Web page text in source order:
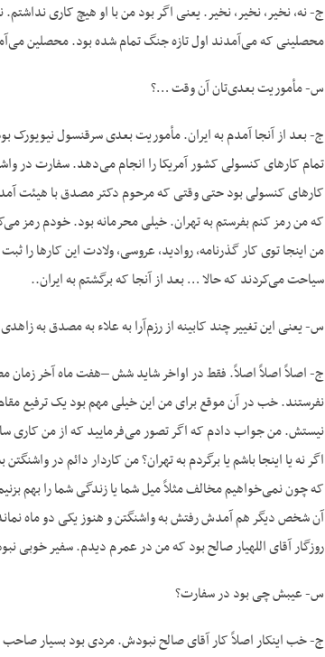
ج- نه، نخیر، نخیر، نخیر. یعنی اگر بود من با او هیچ کاری
محصلینی که می‌آمدند اول تازه جنگ تمام شده بود. محصلین
س- مأموریت بعدی‌تان آن وقت …؟
ج- بعد از آنجا آمدم به ایران. مأموریت بعدی سرقنسول نیویورک
تمام کارهای کنسولی کشور آمریکا را انجام می‌دهد. سفارت در
کارهای کنسولی بود حتی وقتی که مرحوم دکتر مصدق با هیئت
که من رمز کنم بفرستم به تهران. خیلی محرمانه بود. خودم رمز
من اینجا توی کار گذرنامه، روادید، عروسی، ولادت این کارها را
سیاحت می‌کردند که حالا … بعد از آنجا که برگشتم به ایران..
س- یعنی این تغییر چند کابینه از رزم‌آرا به علاء به مصدق به
ج- اصلاً اصلاً اصلاً. فقط در اواخر شاید شش –هفت ماه آخر زمان
نفرستند. خب در آن موقع برای من این خیلی مهم بود یک ترفیع
نیستش. من جواب دادم که اگر تصور می‌فرمایید که از من کاری
اگر نه یا اینجا باشم یا برگردم به تهران؟ من کاردار دائم در
که چون نمی‌خواهیم مخالف مثلاً میل شما یا زندگی شما را بهم
آن شخص دیگر هم آمدش رفتش به واشنگتن و هنوز یکی دو ماه
روزگار آقای اللهیار صالح بود که من در عمرم دیدم. سفیر خوبی
س- عیبش چی بود در سفارت؟
ج- خب اینکار اصلاً کار آقای صالح نبودش. مردی بود بسیار